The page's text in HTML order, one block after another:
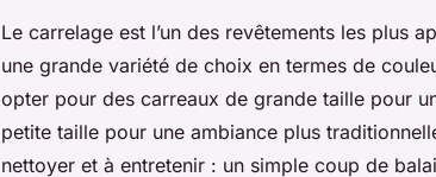
Le carrelage est l’un des revêtements les plus
une grande variété de choix en termes de
opter pour des carreaux de grande taille pour
petite taille pour une ambiance plus
nettoyer et à entretenir : un simple coup de